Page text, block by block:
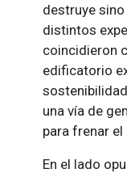
destruye
distintos
coincidieron
edificatorio
una vía de
para frenar
En el lado